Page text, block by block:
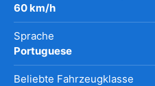
60 km/h
Sprache
Portuguese
Beliebte Fahrzeugklasse